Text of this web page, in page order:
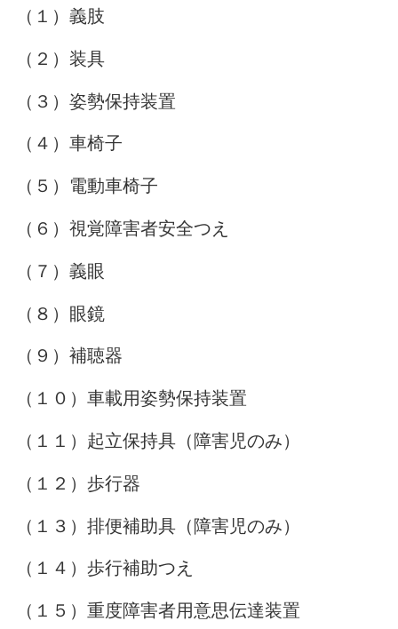
（１）義肢
（２）装具
（３）姿勢保持装置
（４）車椅子
（５）電動車椅子
（６）視覚障害者安全つえ
（７）義眼
（８）眼鏡
（９）補聴器
（１０）車載用姿勢保持装置
（１１）起立保持具（障害児のみ）
（１２）歩行器
（１３）排便補助具（障害児のみ）
（１４）歩行補助つえ
（１５）重度障害者用意思伝達装置